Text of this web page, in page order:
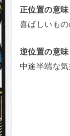
正位置の意味
喜ばしいもの
逆位置の意味
中途半端な